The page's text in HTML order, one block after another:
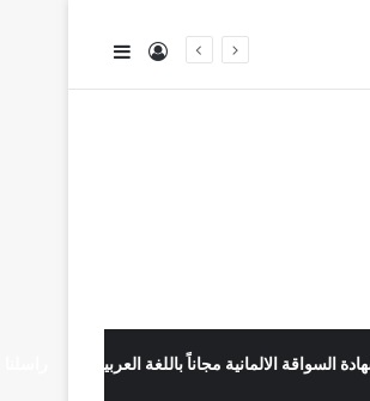
تسجيل الدخول
السواقة الالمانية مجاناً باللغة العربية